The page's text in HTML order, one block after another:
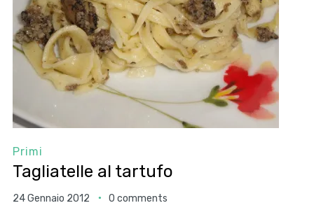
Primi
Tagliatelle al tartufo
24 Gennaio 2012 0 comments